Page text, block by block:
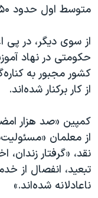
متوسط اول حدود ۵۰ درصد بیشتر شده است.
از سوی دیگر، در پی
حکومتی در نهاد
کشور مجبور به
از کار برکنار شده‌اند.
کمپین «صد هزار
از معلمان
نقد، «گرفتار زندان،
تبعید، انفصال از
ناعادلانه شده‌اند.»